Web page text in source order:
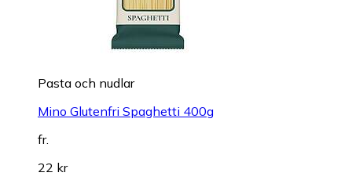
Pasta och nudlar
Mino Glutenfri Spaghetti 400g
fr.
22 kr